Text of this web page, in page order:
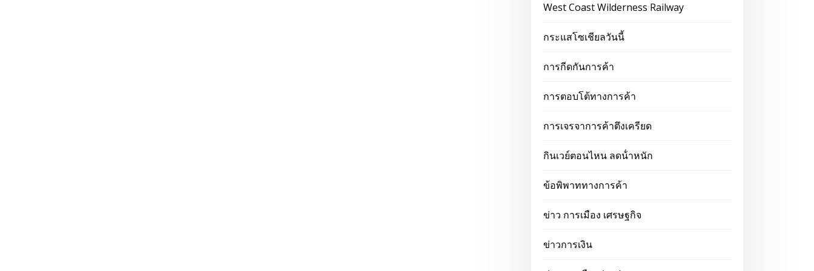
West Coast Wilderness Railway
กระแสโซเชียลวันนี้
การกีดกันการค้า
การตอบโต้ทางการค้า
การเจรจาการค้าตึงเครียด
กินเวย์ตอนไหน ลดน้ําหนัก
ข้อพิพาททางการค้า
ข่าว การเมือง เศรษฐกิจ
ข่าวการเงิน